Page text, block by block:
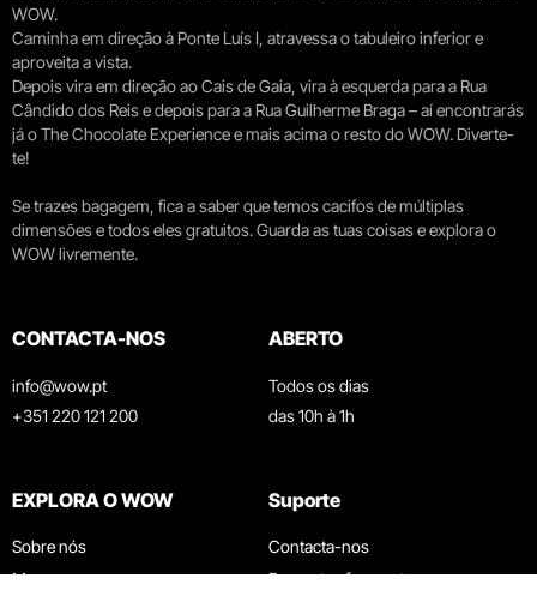
WOW.
Caminha em direção à Ponte Luís I, atravessa o tabuleiro inferior e
aproveita a vista.
Depois vira em direção ao Cais de Gaia, vira à esquerda para a Rua
Cândido dos Reis e depois para a Rua Guilherme Braga – aí encontrarás
já o The Chocolate Experience e mais acima o resto do WOW. Diverte-
te!
Se trazes bagagem, fica a saber que temos cacifos de múltiplas
dimensões e todos eles gratuitos. Guarda as tuas coisas e explora o
WOW livremente.
CONTACTA-NOS
info@wow.pt
+351 220 121 200
ABERTO
Todos os dias
das 10h à 1h
EXPLORA O WOW
Sobre nós
Museus
Suporte
Contacta-nos
Perguntas frequentes